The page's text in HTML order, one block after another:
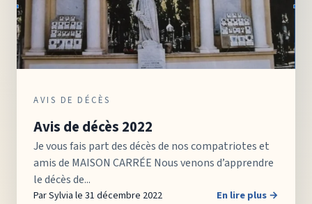
AVIS DE DÉCÈS
Avis de décès 2022
Je vous fais part des décès de nos compatriotes et
amis de MAISON CARRÉE Nous venons d’apprendre
le décès de...
Par Sylvia le 31 décembre 2022 En lire plus →